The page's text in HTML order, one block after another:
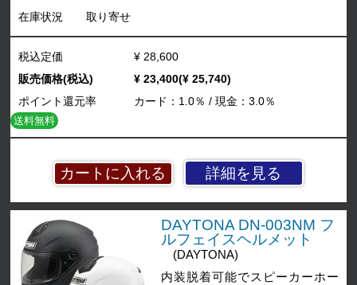
在庫状況 取り寄せ
詳細を見る
税込定価
¥ 28,600
販売価格(税込)
¥ 23,400(¥ 25,740)
ポイント還元率
カード：1.0％ / 現金：3.0％
送料無料
DAYTONA DN-003NM フ
ルフェイスヘルメット
(DAYTONA)
内装脱着可能でスピーカーホー